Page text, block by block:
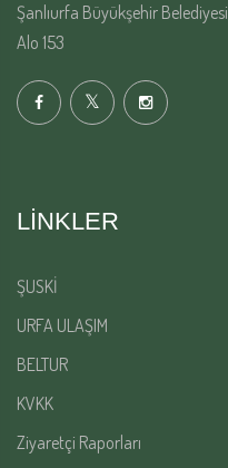
Şanlıurfa Büyükşehir Belediyesi
Alo 153
LINKLER
ŞUSKİ
URFA ULAŞIM
BELTUR
KVKK
Ziyaretçi Raporları